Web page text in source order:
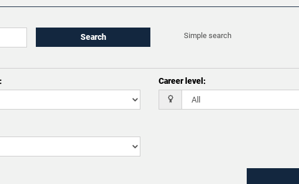
Search Simple search
: Career level :